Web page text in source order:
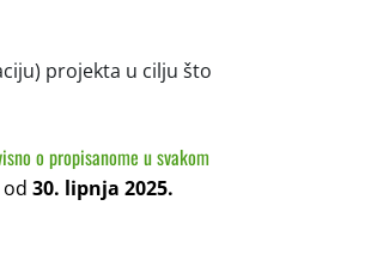
projekta u cilju što
o propisanome u svakom
od 30. lipnja 2025.